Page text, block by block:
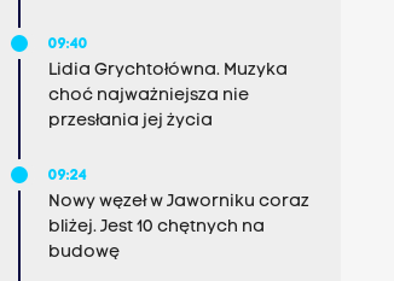
09:40
Lidia Grychtołówna. Muzyka
choć najważniejsza nie
przesłania jej życia
09:24
Nowy węzeł w Jaworniku coraz
bliżej. Jest 10 chętnych na
budowę